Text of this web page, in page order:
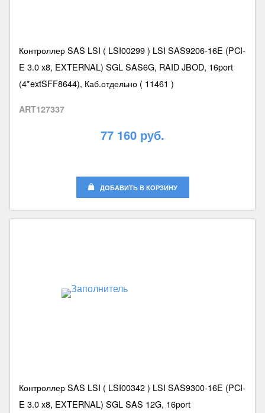
Контроллер SAS LSI ( LSI00299 ) LSI SAS9206-16E (PCI-
E 3.0 x8, EXTERNAL) SGL SAS6G, RAID JBOD, 16port
(4*extSFF8644), Каб.отдельно ( 11461 )
ART127337
77 160 руб.
ДОБАВИТЬ В КОРЗИНУ
Контроллер SAS LSI ( LSI00342 ) LSI SAS9300-16E (PCI-
E 3.0 x8, EXTERNAL) SGL SAS 12G, 16port